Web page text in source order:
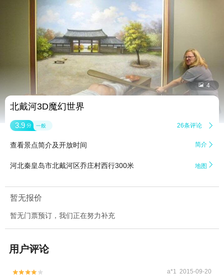
 4
北戴河3D魔幻世界
3.9 分 一般 26条评论 
查看景点简介及开放时间 简介 
河北秦皇岛市北戴河区乔庄村西行300米 地图 
暂无报价
暂无门票预订，我们正在努力补充
用户评论

 a*1 2015-09-20